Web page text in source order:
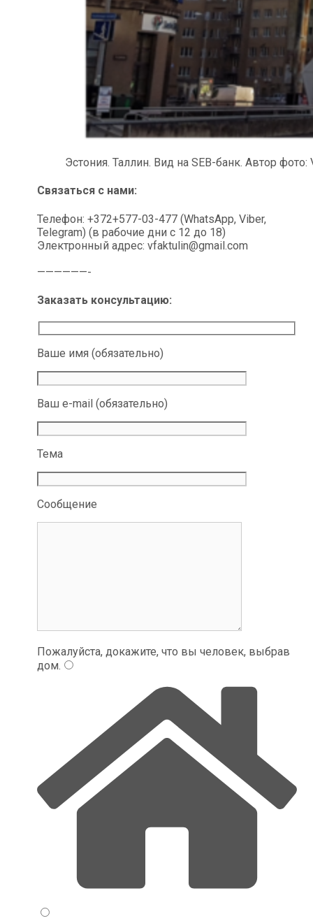
Эстония. Таллин. Вид на SEB-банк. Автор фото:
Связаться с нами:
Телефон: +372+577-03-477 (WhatsApp, Viber,
Telegram) (в рабочие дни с 12 до 18)
Электронный адрес: vfaktulin@gmail.com
——————-
Заказать консультацию:
Ваше имя (обязательно)
Ваш e-mail (обязательно)
Тема
Сообщение
Пожалуйста, докажите, что вы человек, выбрав
дом.